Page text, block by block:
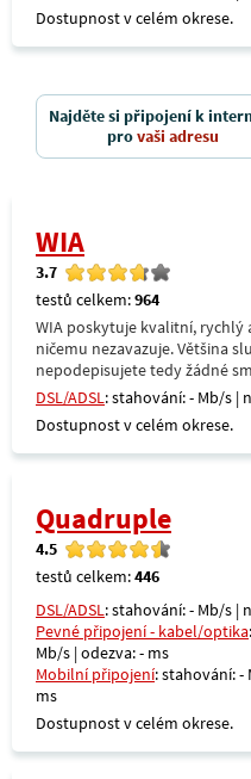
Dostupnost v celém okrese.
Najděte si připojení k
provaši adresu
WIA
3.7
testů celkem:964
WIA poskytuje kvalitní, rychlý
ničemu nezavazuje. Většina
nepodepisujete tedy žádné
DSL/ADSL: stahování: - Mb/s |
Dostupnost v celém okrese.
Quadruple
4.5
testů celkem:446
DSL/ADSL: stahování: - Mb/s |
Pevné připojení - kabel/optika
Mb/s | odezva: - ms
Mobilní připojení: stahování: -
ms
Dostupnost v celém okrese.